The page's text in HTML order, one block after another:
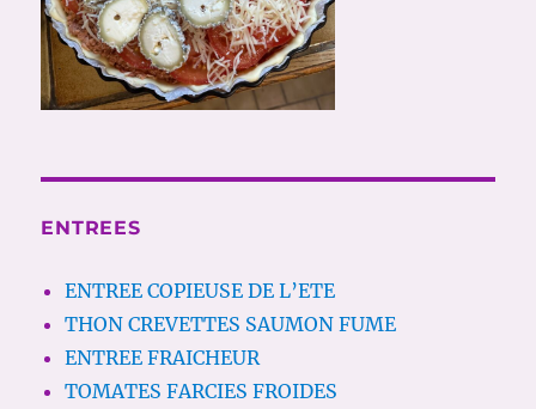
ENTREES
ENTREE COPIEUSE DE L’ETE
THON CREVETTES SAUMON FUME
ENTREE FRAICHEUR
TOMATES FARCIES FROIDES